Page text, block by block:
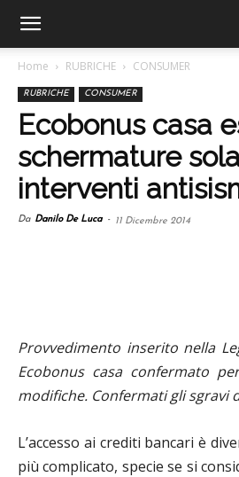
Home RUBRICHE CONSUMER
RUBRICHE CONSUMER
Ecobonus casa
schermature
interventi
Da Danilo De Luca - 11 Dicembre 2014
Provvedimento inserito nella
Ecobonus casa confermato
modifiche. Confermati gli sgravi
L’accesso ai crediti bancari è
più complicato, specie se si